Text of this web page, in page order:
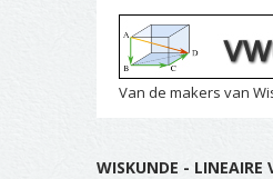
Van de makers van
WISKUNDE - LINEAIRE